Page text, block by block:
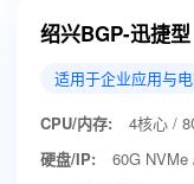
绍兴BGP-迅捷型
适用于企业应用与
CPU/内存:
4核心 /
硬盘/IP:
60G NVMe